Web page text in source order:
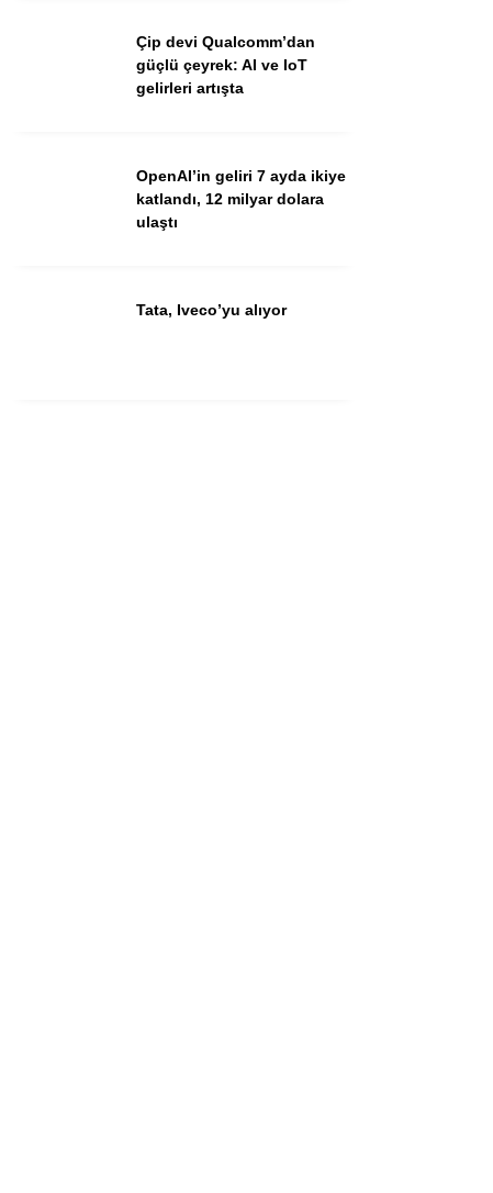
Çip devi Qualcomm’dan
güçlü çeyrek: AI ve IoT
gelirleri artışta
OpenAI’in geliri 7 ayda ikiye
katlandı, 12 milyar dolara
ulaştı
Tata, Iveco’yu alıyor